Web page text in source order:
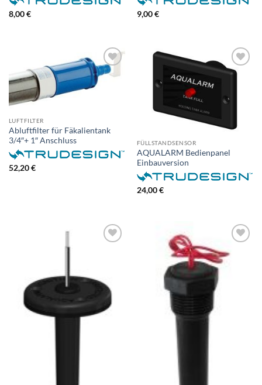
8,00€ 9,00€
LUFTFILTER
Abluftfilter für Fäkalientank
3/4″+ 1″ Anschluss
52,20€
FÜLLSTANDSENSOR
AQUALARM Bedienpanel
Einbauversion
24,00€